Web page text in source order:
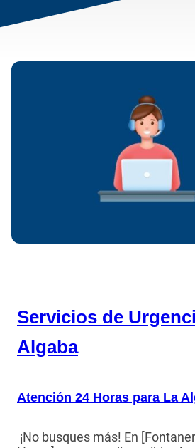
Servicios de
Algaba
Atención 24 Horas para La
¡No busques más! En